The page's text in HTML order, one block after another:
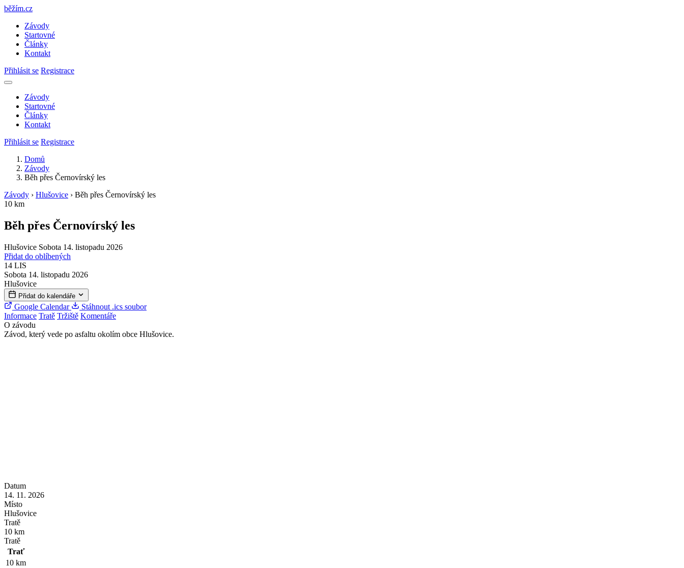
běžím.cz
Závody
Startovné
Články
Kontakt
Přihlásit se Registrace
Závody
Startovné
Články
Kontakt
Přihlásit se Registrace
Domů
Závody
Běh přes Černovírský les
Závody › Hlušovice › Běh přes Černovírský les
10 km
Běh přes Černovírský les
Hlušovice Sobota 14. listopadu 2026
Přidat do oblíbených
14 LIS
Sobota 14. listopadu 2026
Hlušovice
Přidat do kalendáře
Google Calendar
Stáhnout .ics soubor
Informace Tratě Tržiště Komentáře
O závodu
Závod, který vede po asfaltu okolím obce Hlušovice.
Datum
14. 11. 2026
Místo
Hlušovice
Tratě
10 km
Tratě
Trať
10 km